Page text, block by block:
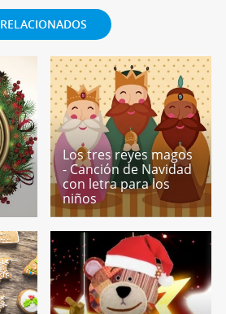
RELACIONADOS
Los tres reyes magos
- Canción de Navidad
con letra para los
niños